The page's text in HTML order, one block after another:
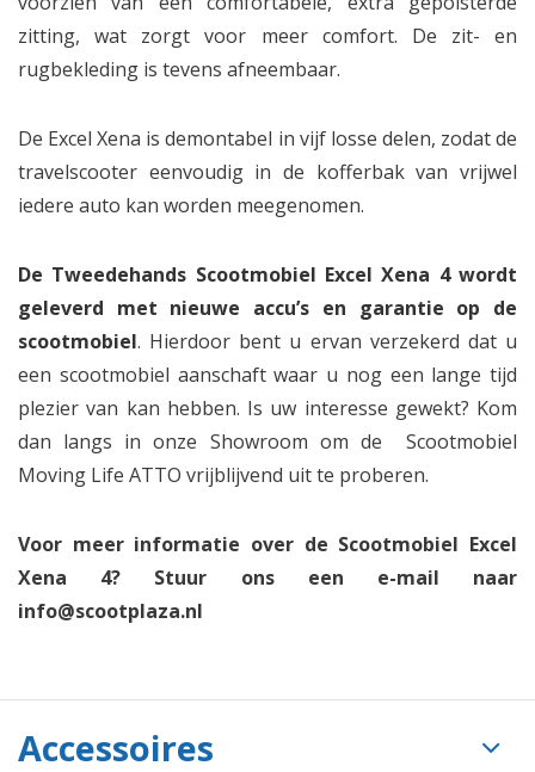
zitting, wat zorgt voor meer comfort. De zit- en
rugbekleding is tevens afneembaar.
De Excel Xena is demontabel in vijf losse delen, zodat de
travelscooter eenvoudig in de kofferbak van vrijwel
iedere auto kan worden meegenomen.
De Tweedehands Scootmobiel Excel Xena 4 wordt
geleverd met nieuwe accu’s en garantie op de
scootmobiel. Hierdoor bent u ervan verzekerd dat u
een scootmobiel aanschaft waar u nog een lange tijd
plezier van kan hebben. Is uw interesse gewekt? Kom
dan langs in onze Showroom om de Scootmobiel
Moving Life ATTO vrijblijvend uit te proberen.
Voor meer informatie over de Scootmobiel Excel
Xena 4? Stuur ons een e-mail naar
info@scootplaza.nl
Accessoires